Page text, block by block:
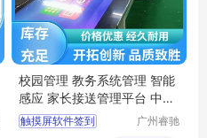
校园管理 教务系统管理 智能
感应 家长接送管理平台 中创
睿驰
触摸屏软件签到
广州睿驰